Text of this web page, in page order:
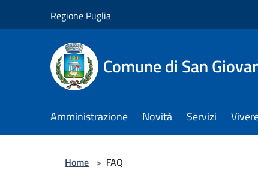
Regione Puglia
Comune di San
Amministrazione Novità Servizi
Home > FAQ